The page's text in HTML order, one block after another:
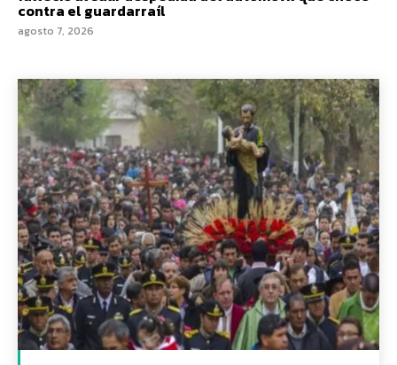
contra el guardarraíl
agosto 7, 2026